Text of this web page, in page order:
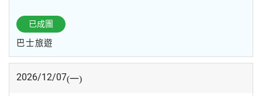
已成團
巴士旅遊
2026/12/07(一)